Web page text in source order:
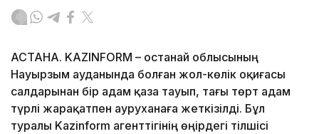
АСТАНА. KAZINFORM – Қостанай облысының
Науырзым ауданында болған жол-көлік оқиғасы
салдарынан бір адам қаза тауып, тағы төрт адам
түрлі жарақатпен ауруханаға жеткізілді. Бұл
туралы Kazinform агенттігінің өңірдегі тілшісі